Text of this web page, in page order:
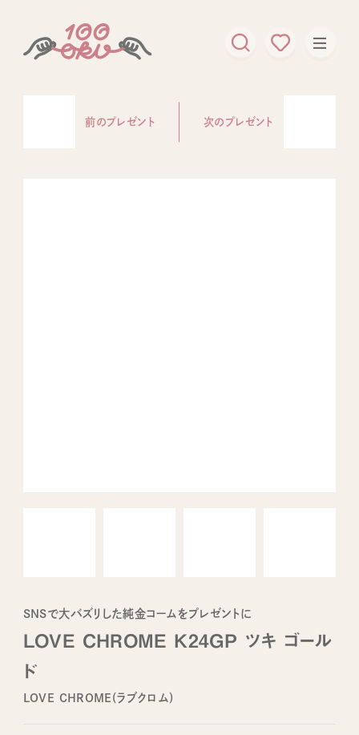
前のプレゼント 次のプレゼント
SNSで大バズリした純金コームをプレゼントに
LOVE CHROME K24GP ツキ ゴール
ド
LOVE CHROME(ラブクロム)